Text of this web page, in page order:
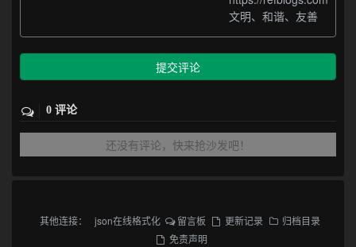
文明、和谐、友善
提交评论
0 评论
还没有评论，快来抢沙发吧！
其他连接： json在线格式化 留言板 更新记录
归档目录
免责声明